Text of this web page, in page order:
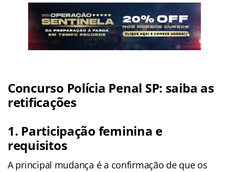
Concurso Polícia Penal SP: saiba as
retificações
1. Participação feminina e
requisitos
A principal mudança é a confirmação de que os